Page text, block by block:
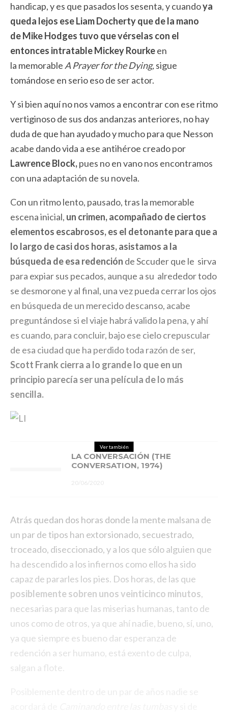
handicap, y es que pasados los sesenta, y cuandoya
queda lejos ese Liam Docherty que de la mano
de Mike Hodges tuvo que vérselas con el
entonces intratable Mickey Rourkeen
la memorable A Prayer for the Dying,sigue
tomándose en serio eso de ser actor.
Y si bien aquí no nos vamos a encontrar con ese ritmo
vertiginoso de sus dos andanzas anteriores, no hay
duda de que han ayudado y mucho para que Nesson
acabe dando vida a ese antihéroe creado por
Lawrence Block,pues no en vano nos encontramos
con una adaptación de su novela.
Con un ritmo lento, pausado, tras la memorable
escena inicial, un crimen, acompañado de ciertos
elementos escabrosos, es el detonante para que a
lo largo de casi dos horas, asistamos a la
búsqueda de esa redención de Sccuder que le sirva
para expiar sus pecados, aunque a su alrededor todo
se desmorone y al final, una vez pueda cerrar los ojos
en búsqueda de un merecido descanso, acabe
preguntándose si el viaje habrá valido la pena, y ahí
es cuando, para concluir, bajo ese cielo crepuscular
de esa ciudad que ha perdido toda razón de ser,
Scott Frank cierra a lo grande lo que en un
principio parecía ser una película de lo más
sencilla.
Ver también
LA CONVERSACIÓN (THE
CONVERSATION, 1974)
20/06/2020
Atrás quedan dos horas donde la mente malsana de
un par de tipos han extorsionado, secuestrado,
troceado, diseccionado, y a los que sólo alguien que
ha descendido a los infiernos como ellos ha sido
capaz de pararles los pies. Dos horas, de las que
posiblemente sobren unos veinticinco minutos,
necesarias para que las miserias humanas, tanto de
unos como de otros, ya que ahí nadie, bueno, sí, uno,
ya que siempre es bueno dar esperanza de
redención a ser humano, está exento de culpa,
salgan a flote.